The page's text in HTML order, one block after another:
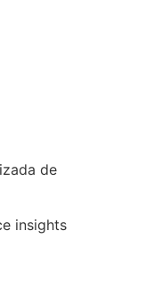
de
insights